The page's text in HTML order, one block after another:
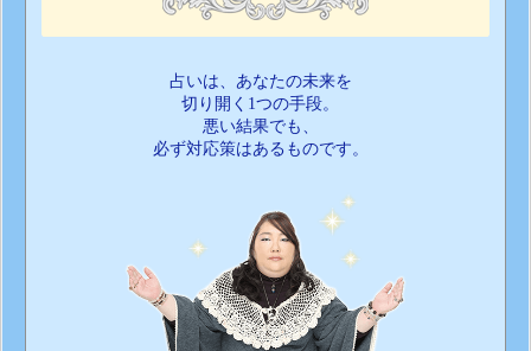
占いは、あなたの未来を
切り開く1つの手段。
悪い結果でも、
必ず対応策はあるものです。